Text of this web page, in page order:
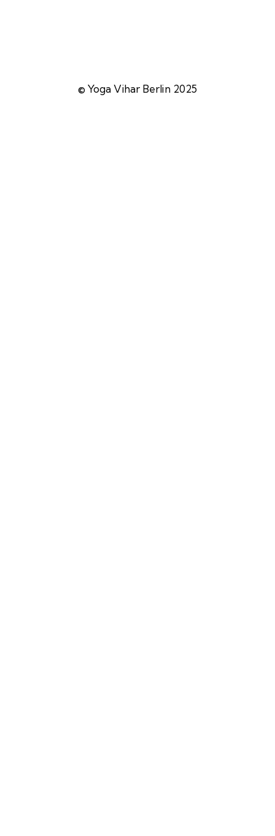
© Yoga Vihar Berlin 2025